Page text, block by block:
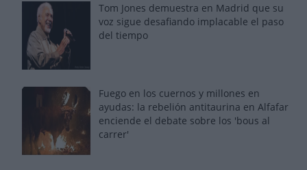
Tom Jones demuestra en Madrid que su
voz sigue desafiando implacable el paso
del tiempo
Fuego en los cuernos y millones en
ayudas: la rebelión antitaurina en Alfafar
enciende el debate sobre los 'bous al
carrer'